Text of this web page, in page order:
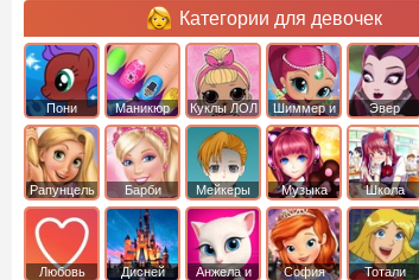
Категории для девочек
Пони
креатор
Маникюр Куклы ЛОЛ
Шиммер и
Шайн
Эвер
Афтер Хай
Рапунцель Барби Мейкеры Музыка Школа
Любовь Дисней
Анжела и
София
Тотали